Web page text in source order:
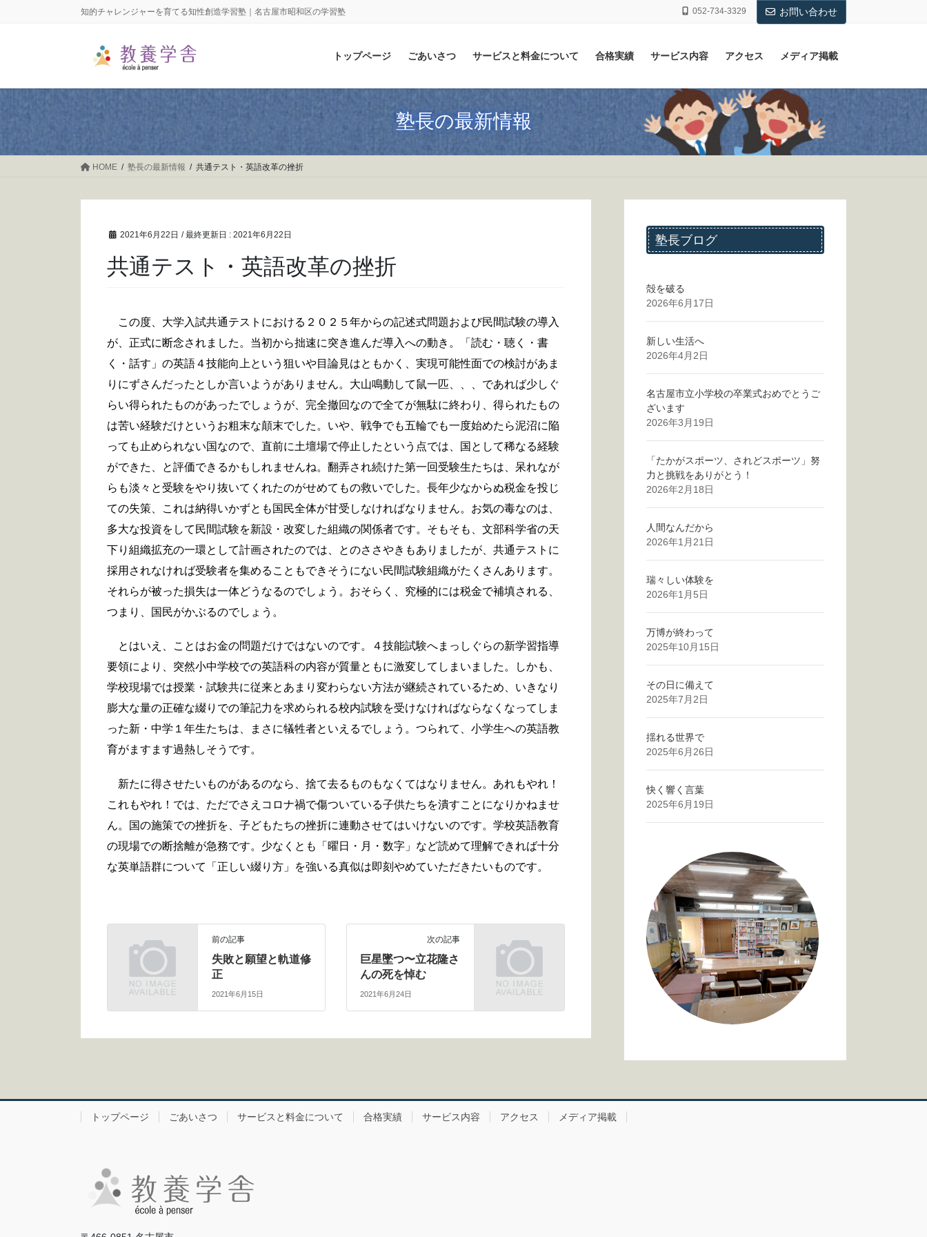
に
ョ
動
知的チャレンジャーを育てる知性創造学習塾｜名古屋市昭和区の学習塾 052-734-3329 お問い合わせ
トップページ ごあいさつ サービスと料金について 合格実績 サービス内容 アクセス メディア掲載
塾長の最新情報
HOME 塾長の最新情報 共通テスト・英語改革の挫折
2021年6月22日 / 最終更新日 :2021年6月22日
共通テスト・英語改革の挫折
この度、大学入試共通テストにおける２０２５年からの記述式問題および民間試験の導入
が、正式に断念されました。当初から拙速に突き進んだ導入への動き。「読む・聴く・書
く・話す」の英語４技能向上という狙いや目論見はともかく、実現可能性面での検討があま
りにずさんだったとしか言いようがありません。大山鳴動して鼠一匹、、、であれば少しぐ
らい得られたものがあったでしょうが、完全撤回なので全てが無駄に終わり、得られたもの
は苦い経験だけというお粗末な顛末でした。いや、戦争でも五輪でも一度始めたら泥沼に陥
っても止められない国なので、直前に土壇場で停止したという点では、国として稀なる経験
ができた、と評価できるかもしれませんね。翻弄され続けた第一回受験生たちは、呆れなが
らも淡々と受験をやり抜いてくれたのがせめてもの救いでした。長年少なからぬ税金を投じ
ての失策、これは納得いかずとも国民全体が甘受しなければなりません。お気の毒なのは、
多大な投資をして民間試験を新設・改変した組織の関係者です。そもそも、文部科学省の天
下り組織拡充の一環として計画されたのでは、とのささやきもありましたが、共通テストに
採用されなければ受験者を集めることもできそうにない民間試験組織がたくさんあります。
それらが被った損失は一体どうなるのでしょう。おそらく、究極的には税金で補填される、
つまり、国民がかぶるのでしょう。
とはいえ、ことはお金の問題だけではないのです。４技能試験へまっしぐらの新学習指導
要領により、突然小中学校での英語科の内容が質量ともに激変してしまいました。しかも、
学校現場では授業・試験共に従来とあまり変わらない方法が継続されているため、いきなり
膨大な量の正確な綴りでの筆記力を求められる校内試験を受けなければならなくなってしま
った新・中学１年生たちは、まさに犠牲者といえるでしょう。つられて、小学生への英語教
育がますます過熱しそうです。
新たに得させたいものがあるのなら、捨て去るものもなくてはなりません。あれもやれ！
これもやれ！では、ただでさえコロナ禍で傷ついている子供たちを潰すことになりかねませ
ん。国の施策での挫折を、子どもたちの挫折に連動させてはいけないのです。学校英語教育
の現場での断捨離が急務です。少なくとも「曜日・月・数字」など読めて理解できれば十分
な英単語群について「正しい綴り方」を強いる真似は即刻やめていただきたいものです。
前の記事
失敗と願望と軌道修
正
2021年6月15日
次の記事
巨星墜つ〜立花隆さ
んの死を悼む
2021年6月24日
塾長ブログ
殻を破る
2026年6月17日
新しい生活へ
2026年4月2日
名古屋市立小学校の卒業式おめでとうご
ざいます
2026年3月19日
「たかがスポーツ、されどスポーツ」努
力と挑戦をありがとう！
2026年2月18日
人間なんだから
2026年1月21日
瑞々しい体験を
2026年1月5日
万博が終わって
2025年10月15日
その日に備えて
2025年7月2日
揺れる世界で
2025年6月26日
快く響く言葉
2025年6月19日
トップページ ごあいさつ サービスと料金について 合格実績 サービス内容 アクセス メディア掲載